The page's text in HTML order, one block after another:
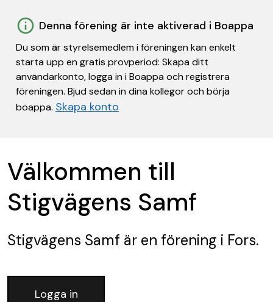
Denna förening är inte aktiverad i Boappa
Du som är styrelsemedlem i föreningen kan enkelt
starta upp en gratis provperiod: Skapa ditt
användarkonto, logga in i Boappa och registrera
föreningen. Bjud sedan in dina kollegor och börja
boappa. Skapa konto
Välkommen till
Stigvägens Samf
Stigvägens Samf är en förening i Fors.
Logga in